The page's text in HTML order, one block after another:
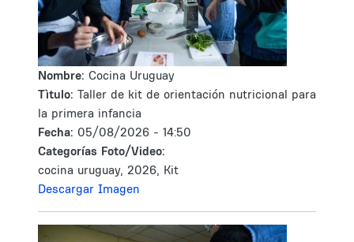
Nombre: Cocina Uruguay
Tìtulo: Taller de kit de orientación nutricional para
la primera infancia
Fecha: 05/08/2026 - 14:50
Categorías Foto/Video:
cocina uruguay, 2026, Kit
Descargar Imagen